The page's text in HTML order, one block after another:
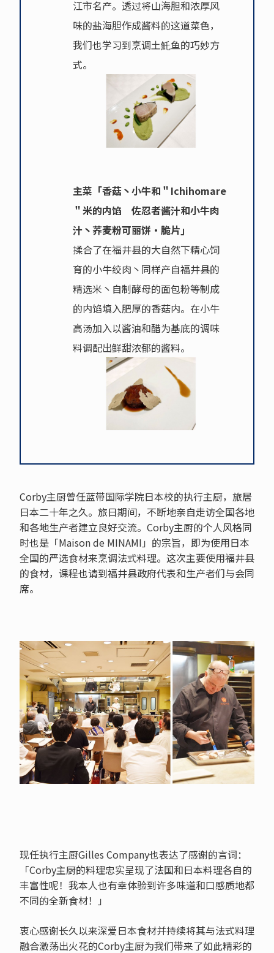
江市名产。透过将山海胆和浓厚风
味的盐海胆作成酱料的这道菜色，
我们也学习到烹调土魠鱼的巧妙方
式。
主菜「香菇丶小牛和＂Ichihomare
＂米的内馅 佐忍者酱汁和小牛肉
汁丶荞麦粉可丽饼·脆片」
揉合了在福井县的大自然下精心饲
育的小牛绞肉丶同样产自福井县的
精选米丶自制酵母的面包粉等制成
的内馅填入肥厚的香菇内。在小牛
高汤加入以酱油和醋为基底的调味
料调配出鲜甜浓郁的酱料。
Corby主厨曾任蓝带国际学院日本校的执行主厨，旅居
日本二十年之久。旅日期间，不断地亲自走访全国各地
和各地生产者建立良好交流。Corby主厨的个人风格同
时也是「Maison de MINAMI」的宗旨，即为使用日本
全国的严选食材来烹调法式料理。这次主要使用福井县
的食材，课程也请到福井县政府代表和生产者们与会同
席。
现任执行主厨Gilles Company也表达了感谢的言词：
「Corby主厨的料理忠实呈现了法国和日本料理各自的
丰富性呢！我本人也有幸体验到许多味道和口感质地都
不同的全新食材！」
衷心感谢长久以来深爱日本食材并持续将其与法式料理
融合激荡出火花的Corby主厨为我们带来了如此精彩的